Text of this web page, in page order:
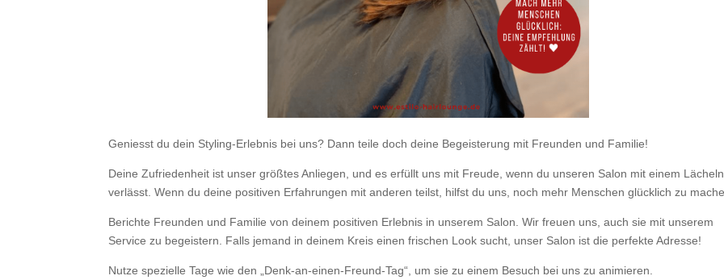
Geniesst du dein Styling-Erlebnis bei uns? Dann teile doch deine Begeisterung mit Freunden und Familie!
Deine Zufriedenheit ist unser größtes Anliegen, und es erfüllt uns mit Freude, wenn du unseren Salon mit einem Lächeln
verlässt. Wenn du deine positiven Erfahrungen mit anderen teilst, hilfst du uns, noch mehr Menschen glücklich zu
Berichte Freunden und Familie von deinem positiven Erlebnis in unserem Salon. Wir freuen uns, auch sie mit unserem
Service zu begeistern. Falls jemand in deinem Kreis einen frischen Look sucht, unser Salon ist die perfekte Adresse!
Nutze spezielle Tage wie den „Denk-an-einen-Freund-Tag“, um sie zu einem Besuch bei uns zu animieren.